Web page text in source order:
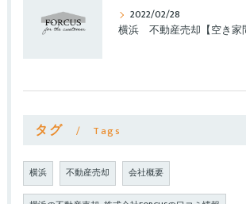
2022/02/28
横浜 不動産売却【空き
タグ Tags
横浜 不動産売却 会社概要